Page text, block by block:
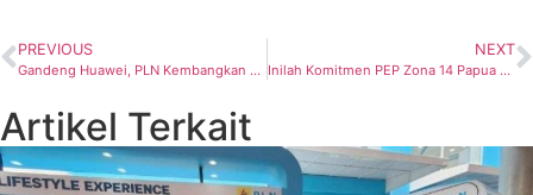
PREVIOUS
Gandeng Huawei, PLN Kembangkan Joint Innovation Center Untuk Transisi Energi
NEXT
Inilah Komitmen PEP Zona 14 Papua Field, Bor Eksplorasi Buah Merah untuk Tingkatkan Cadangan Migas
Artikel Terkait